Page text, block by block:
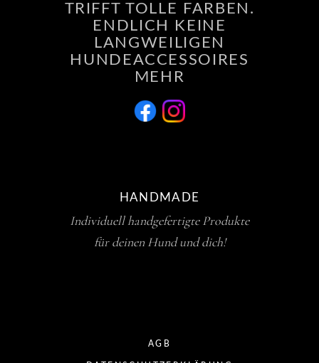
TRIFFT TOLLE FARBEN.
ENDLICH KEINE
LANGWEILIGEN
HUNDEACCESSOIRES
MEHR
HANDMADE
Individuell handgefertigte Produkte
für deinen Hund und dich!
AGB